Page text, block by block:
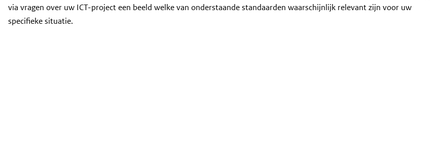
via vragen over uw ICT-project een beeld welke van onderstaande standaarden waarschijnlijk relevant zijn voor uw
specifieke situatie.